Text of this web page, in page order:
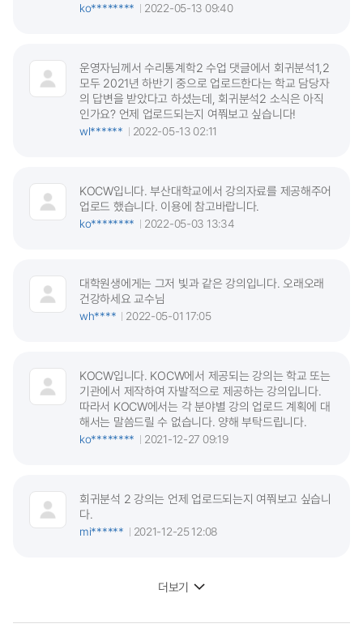
ko********
2022-05-13 09:40
운영자님께서 수리통계학2 수업 댓글에서 회귀분석1,2
모두 2021년 하반기 중으로 업로드한다는 학교 담당자
의 답변을 받았다고 하셨는데, 회귀분석2 소식은 아직
인가요? 언제 업로드되는지 여쭤보고 싶습니다!
wl******
2022-05-13 02:11
KOCW입니다. 부산대학교에서 강의자료를 제공해주어
업로드 했습니다. 이용에 참고바랍니다.
ko********
2022-05-03 13:34
대학원생에게는 그저 빛과 같은 강의입니다. 오래오래
건강하세요 교수님
wh****
2022-05-01 17:05
KOCW입니다. KOCW에서 제공되는 강의는 학교 또는
기관에서 제작하여 자발적으로 제공하는 강의입니다.
따라서 KOCW에서는 각 분야별 강의 업로드 계획에 대
해서는 말씀드릴 수 없습니다. 양해 부탁드립니다.
ko********
2021-12-27 09:19
회귀분석 2 강의는 언제 업로드되는지 여쭤보고 싶습니
다.
mi******
2021-12-25 12:08
더보기